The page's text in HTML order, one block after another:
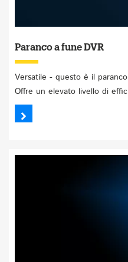
Paranco a fune DVR
Versatile - questo è il
Offre un elevato livello di